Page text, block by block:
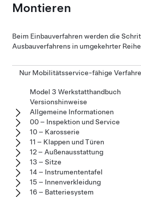
Montieren
Beim Einbauverfahren werden die
Ausbauverfahrens in umgekehrter
Nur Mobilitätsservice-fähige
Model 3 Werkstatthandbuch
Versionshinweise
Allgemeine Informationen
00 – Inspektion und Service
10 – Karosserie
11 – Klappen und Türen
12 – Außenausstattung
13 – Sitze
14 – Instrumententafel
15 – Innenverkleidung
16 – Batteriesystem